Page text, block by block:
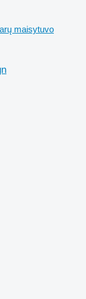
maisytuvo